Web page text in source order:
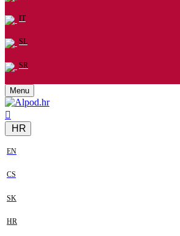
IT
SL
SR
Menu
HR
EN
CS
SK
HR